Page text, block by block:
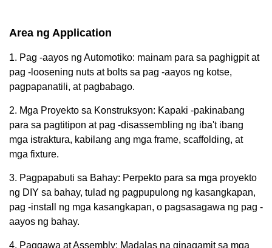
Area ng Application
1. Pag -aayos ng Automotiko: mainam para sa paghigpit at
pag -loosening nuts at bolts sa pag -aayos ng kotse,
pagpapanatili, at pagbabago.
2. Mga Proyekto sa Konstruksyon: Kapaki -pakinabang
para sa pagtitipon at pag -disassembling ng iba't ibang
mga istraktura, kabilang ang mga frame, scaffolding, at
mga fixture.
3. Pagpapabuti sa Bahay: Perpekto para sa mga proyekto
ng DIY sa bahay, tulad ng pagpupulong ng kasangkapan,
pag -install ng mga kasangkapan, o pagsasagawa ng pag -
aayos ng bahay.
4. Paggawa at Assembly: Madalas na ginagamit sa mga